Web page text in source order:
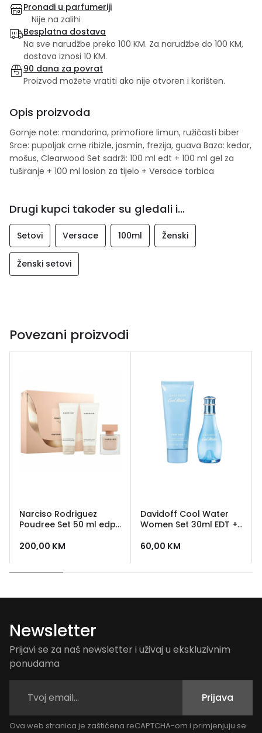
Pronađi u parfumeriji
Nije na zalihi
Besplatna dostava
Na sve narudžbe preko 100 KM. Za narudžbe do 100 KM,
dostava iznosi 10 KM.
90 dana za povrat
Proizvod možete vratiti ako nije otvoren i korišten.
Opis proizvoda
Gornje note: mandarina, primofiore limun, ružičasti biber
Srce: pupoljak crne ribizle, jasmin, frezija, guava Baza: kedar,
mošus, Clearwood Set sadrži: 100 ml edt + 100 ml gel za
tuširanje + 100 ml losion za tijelo + Versace torbica
Drugi kupci također su gledali i...
Setovi Versace 100ml Ženski
Ženski setovi
Povezani proizvodi
Narciso Rodriguez
Poudree Set 50 ml edp
+ 50 ml losion
200,00 KM
Davidoff Cool Water
Women Set 30ml EDT +
60,00 KM
Newsletter
Prijavi se za naš newsletter i uživaj u ekskluzivnim
ponudama
Prijava
Ova web stranica je zaštićena reCAPTCHA-om i primjenjuju se